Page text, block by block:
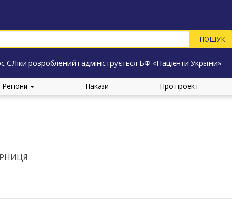
ЄЛіки розроблений і адмініструється БФ «Пацієнти України»
Регіони Накази Про проект